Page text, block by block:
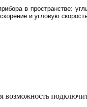
в пространстве:
и угловую
возможность